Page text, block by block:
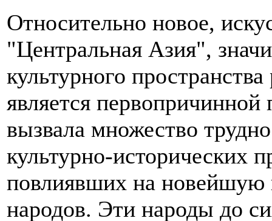
Относительно новое,
"Центральная Азия",
культурного
является
вызвала множество
культурно-исторических
повлиявших на
народов. Эти народы до